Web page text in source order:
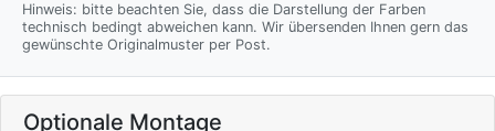
Hinweis: bitte beachten Sie, dass die Darstellung der Farben
technisch bedingt abweichen kann. Wir übersenden Ihnen gern das
gewünschte Originalmuster per Post.
Optionale Montage